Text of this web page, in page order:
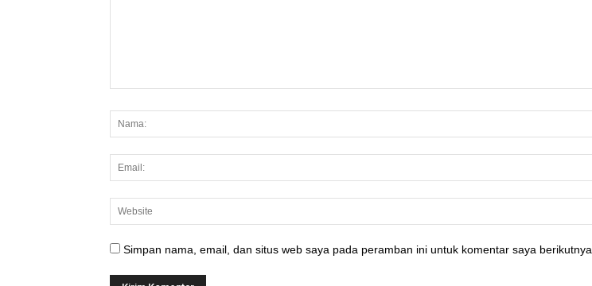
Simpan nama, email, dan situs web saya pada peramban ini untuk komentar saya berikutnya.